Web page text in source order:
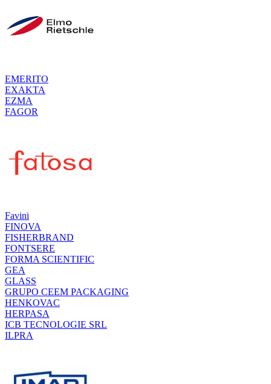
EMERITO
EXAKTA
EZMA
FAGOR
Favini
FINOVA
FISHERBRAND
FONTSERE
FORMA SCIENTIFIC
GEA
GLASS
GRUPO CEEM PACKAGING
HENKOVAC
HERPASA
ICB TECNOLOGIE SRL
ILPRA